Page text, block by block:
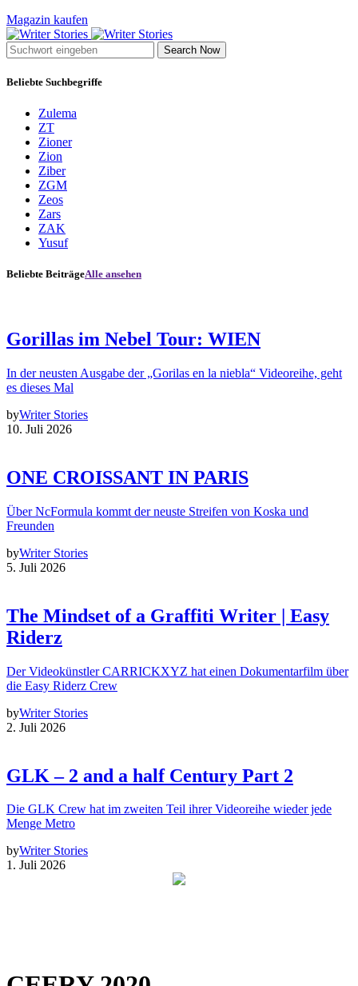
Magazin kaufen
Search Now
Beliebte Suchbegriffe
Zulema
ZT
Zioner
Zion
Ziber
ZGM
Zeos
Zars
ZAK
Yusuf
Beliebte BeiträgeAlle ansehen
Gorillas im Nebel Tour: WIEN
In der neusten Ausgabe der „Gorilas en la niebla“ Videoreihe, geht
es dieses Mal
byWriter Stories
10. Juli 2026
ONE CROISSANT IN PARIS
Über NcFormula kommt der neuste Streifen von Koska und
Freunden
byWriter Stories
5. Juli 2026
The Mindset of a Graffiti Writer | Easy
Riderz
Der Videokünstler CARRICKXYZ hat einen Dokumentarfilm über
die Easy Riderz Crew
byWriter Stories
2. Juli 2026
GLK – 2 and a half Century Part 2
Die GLK Crew hat im zweiten Teil ihrer Videoreihe wieder jede
Menge Metro
byWriter Stories
1. Juli 2026